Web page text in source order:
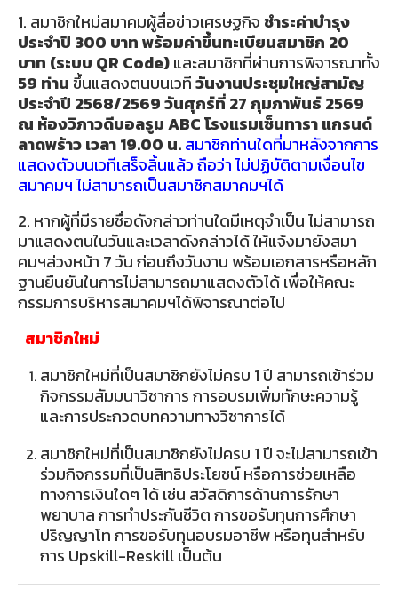
1. สมาชิกใหม่สมาคมผู้สื่อข่าวเศรษฐกิจชำระค่าบำรุง
ประจำปี 300 บาท พร้อมค่าขึ้นทะเบียนสมาชิก 20
บาท (ระบบ QR Code)และสมาชิกที่ผ่านการพิจารณาทั้ง
59 ท่าน ขึ้นแสดงตนบนเวทีวันงานประชุมใหญ่สามัญ
ประจำปี 2568/2569วันศุกร์ที่ 27 กุมภาพันธ์ 2569
ณ ห้องวิภาวดีบอลรูมABC โรงแรมเซ็นทารา แกรนด์
ลาดพร้าวเวลา 19.00 น.สมาชิกท่านใดที่มาหลังจากการ
แสดงตัวบนเวทีเสร็จสิ้นแล้ว ถือว่า ไม่ปฏิบัติตามเงื่อนไข
สมาคมฯ ไม่สามารถเป็นสมาชิกสมาคมฯได้
2. หากผู้ที่มีรายชื่อดังกล่าวท่านใดมีเหตุจำเป็น ไม่สามารถ
มาแสดงตนในวันและเวลาดังกล่าวได้ ให้แจ้งมายังสมา
คมฯล่วงหน้า 7 วัน ก่อนถึงวันงาน พร้อมเอกสารหรือหลัก
ฐานยืนยันในการไม่สามารถมาแสดงตัวได้ เพื่อให้คณะ
กรรมการบริหารสมาคมฯได้พิจารณาต่อไป
สมาชิกใหม่
สมาชิกใหม่ที่เป็นสมาชิกยังไม่ครบ 1 ปี สามารถเข้าร่วม
กิจกรรมสัมมนาวิชาการ การอบรมเพิ่มทักษะความรู้
และการประกวดบทความทางวิชาการได้
สมาชิกใหม่ที่เป็นสมาชิกยังไม่ครบ 1 ปี จะไม่สามารถเข้า
ร่วมกิจกรรมที่เป็นสิทธิประโยชน์ หรือการช่วยเหลือ
ทางการเงินใดๆ ได้ เช่น สวัสดิการด้านการรักษา
พยาบาล การทำประกันชีวิต การขอรับทุนการศึกษา
ปริญญาโท การขอรับทุนอบรมอาชีพ หรือทุนสำหรับ
การ Upskill-Reskill เป็นต้น